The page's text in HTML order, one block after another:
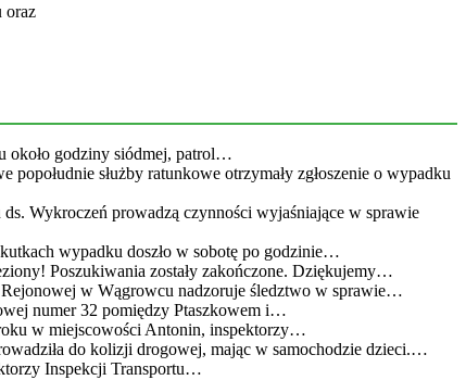
oraz
około godziny siódmej, patrol…
popołudnie służby ratunkowe otrzymały zgłoszenie o wypadku
Wykroczeń prowadzą czynności wyjaśniające w sprawie
wypadku doszło w sobotę po godzinie…
Poszukiwania zostały zakończone. Dziękujemy…
w Wągrowcu nadzoruje śledztwo w sprawie…
numer 32 pomiędzy Ptaszkowem i…
w miejscowości Antonin, inspektorzy…
do kolizji drogowej, mając w samochodzie dzieci.…
Inspekcji Transportu…